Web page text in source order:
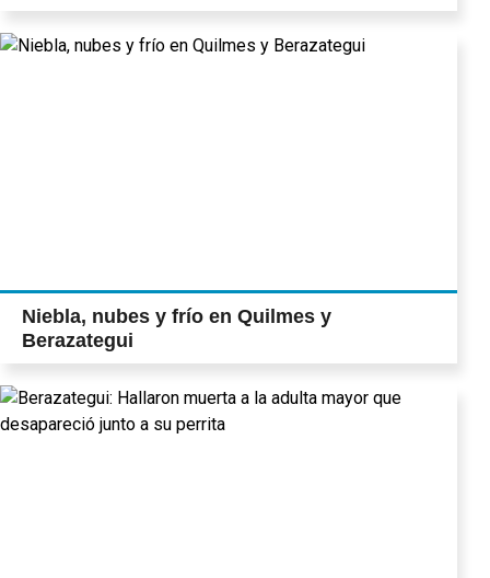
Niebla, nubes y frío en Quilmes y
Berazategui